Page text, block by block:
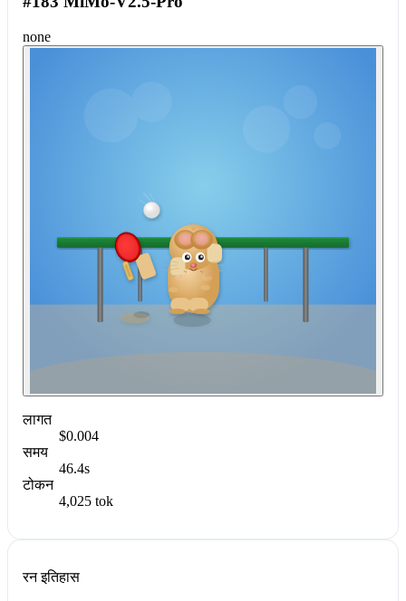
none
लागत
$0.004
समय
46.4s
टोकन
4,025 tok
रन इतिहास